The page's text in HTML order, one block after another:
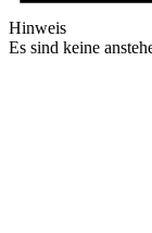
Hinweis
Es sind keine